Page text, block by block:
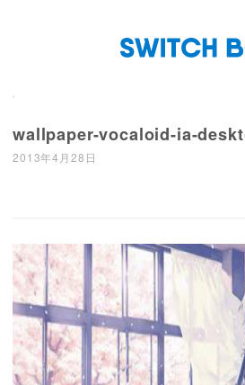
wallpaper-vocaloid-ia-
2013年4月28日